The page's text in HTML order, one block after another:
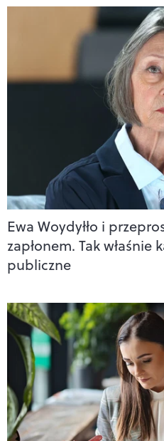
Ewa Woydyłło i
zapłonem. Tak właśnie
publiczne